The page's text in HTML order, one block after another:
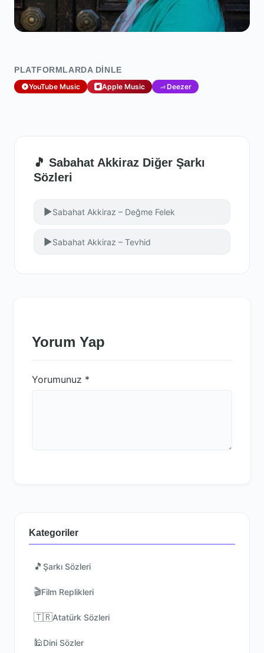
PLATFORMLARDA DINLE
YouTube Music Apple Music Deezer
🎵 Sabahat Akkiraz Diğer Şarkı
Sözleri
▶Sabahat Akkiraz – Değme Felek
▶Sabahat Akkiraz – Tevhid
Yorum Yap
Yorumunuz *
Kategoriler
🎵 Şarkı Sözleri
🎬Film Replikleri
🇹🇷Atatürk Sözleri
🕌Dini Sözler